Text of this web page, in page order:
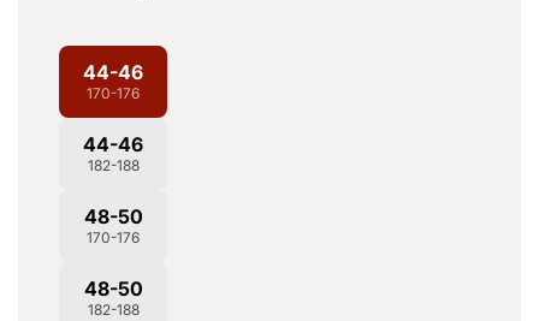
44-46
170-176
44-46
182-188
48-50
170-176
48-50
182-188